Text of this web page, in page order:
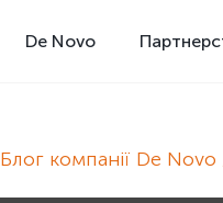
De Novo
Блог компанії De Novo